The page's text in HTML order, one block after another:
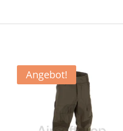
Angebot!